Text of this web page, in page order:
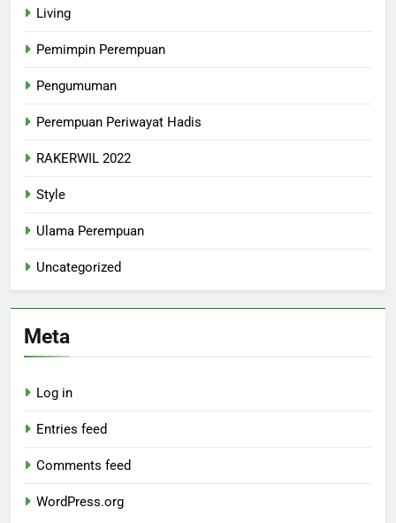
Living
Pemimpin Perempuan
Pengumuman
Perempuan Periwayat Hadis
RAKERWIL 2022
Style
Ulama Perempuan
Uncategorized
Meta
Log in
Entries feed
Comments feed
WordPress.org